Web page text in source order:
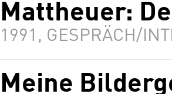
Mattheuer:
1991, GESPRÄCH/
Meine